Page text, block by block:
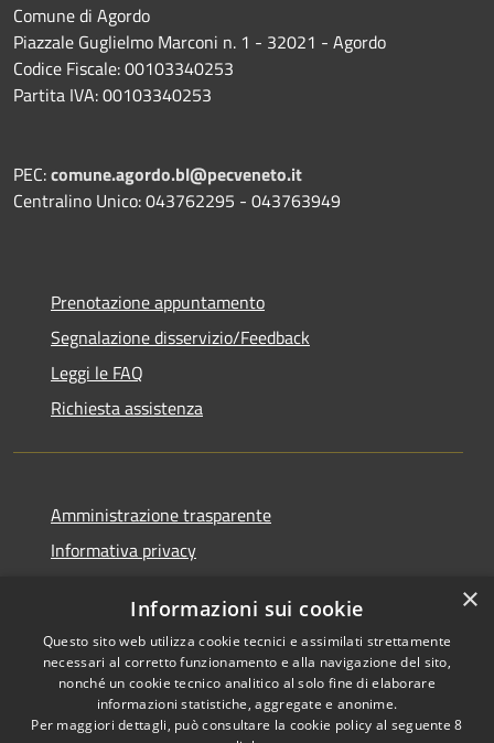
Comune di Agordo
Piazzale Guglielmo Marconi n. 1 - 32021 - Agordo
Codice Fiscale: 00103340253
Partita IVA: 00103340253
PEC:comune.agordo.bl@pecveneto.it
Centralino Unico: 043762295 - 043763949
Prenotazione appuntamento
Segnalazione disservizio/Feedback
Leggi le FAQ
Richiesta assistenza
Amministrazione trasparente
Informativa privacy
Dichiarazione di accessibilità
RSS Copyright © 2026 • Comune di
×
Informazioni sui cookie
Questo sito web utilizza cookie tecnici e assimilati strettamente
necessari al corretto funzionamento e alla navigazione del sito,
nonché un cookie tecnico analitico al solo fine di elaborare
informazioni statistiche, aggregate e anonime.
Per maggiori dettagli, può consultare la cookie policy al seguente8